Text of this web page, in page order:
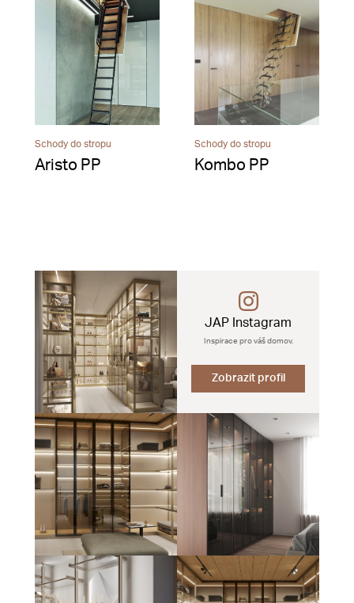
Schody do stropu
Aristo PP
Schody do stropu
Kombo PP
JAP Instagram
Inspirace pro váš domov.
Zobrazit profil